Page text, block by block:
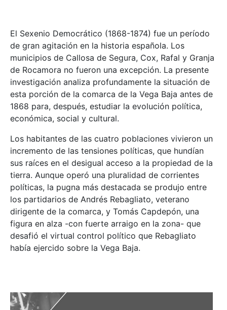
El Sexenio Democrático (1868-1874) fue un período
de gran agitación en la historia española. Los
municipios de Callosa de Segura, Cox, Rafal y Granja
de Rocamora no fueron una excepción. La presente
investigación analiza profundamente la situación de
esta porción de la comarca de la Vega Baja antes de
1868 para, después, estudiar la evolución política,
económica, social y cultural.
Los habitantes de las cuatro poblaciones vivieron un
incremento de las tensiones políticas, que hundían
sus raíces en el desigual acceso a la propiedad de la
tierra. Aunque operó una pluralidad de corrientes
políticas, la pugna más destacada se produjo entre
los partidarios de Andrés Rebagliato, veterano
dirigente de la comarca, y Tomás Capdepón, una
figura en alza -con fuerte arraigo en la zona- que
desafió el virtual control político que Rebagliato
había ejercido sobre la Vega Baja.